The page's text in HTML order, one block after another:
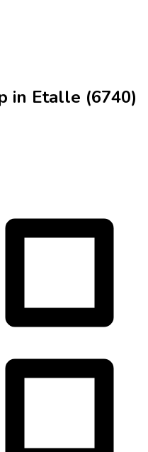
in Etalle (6740)